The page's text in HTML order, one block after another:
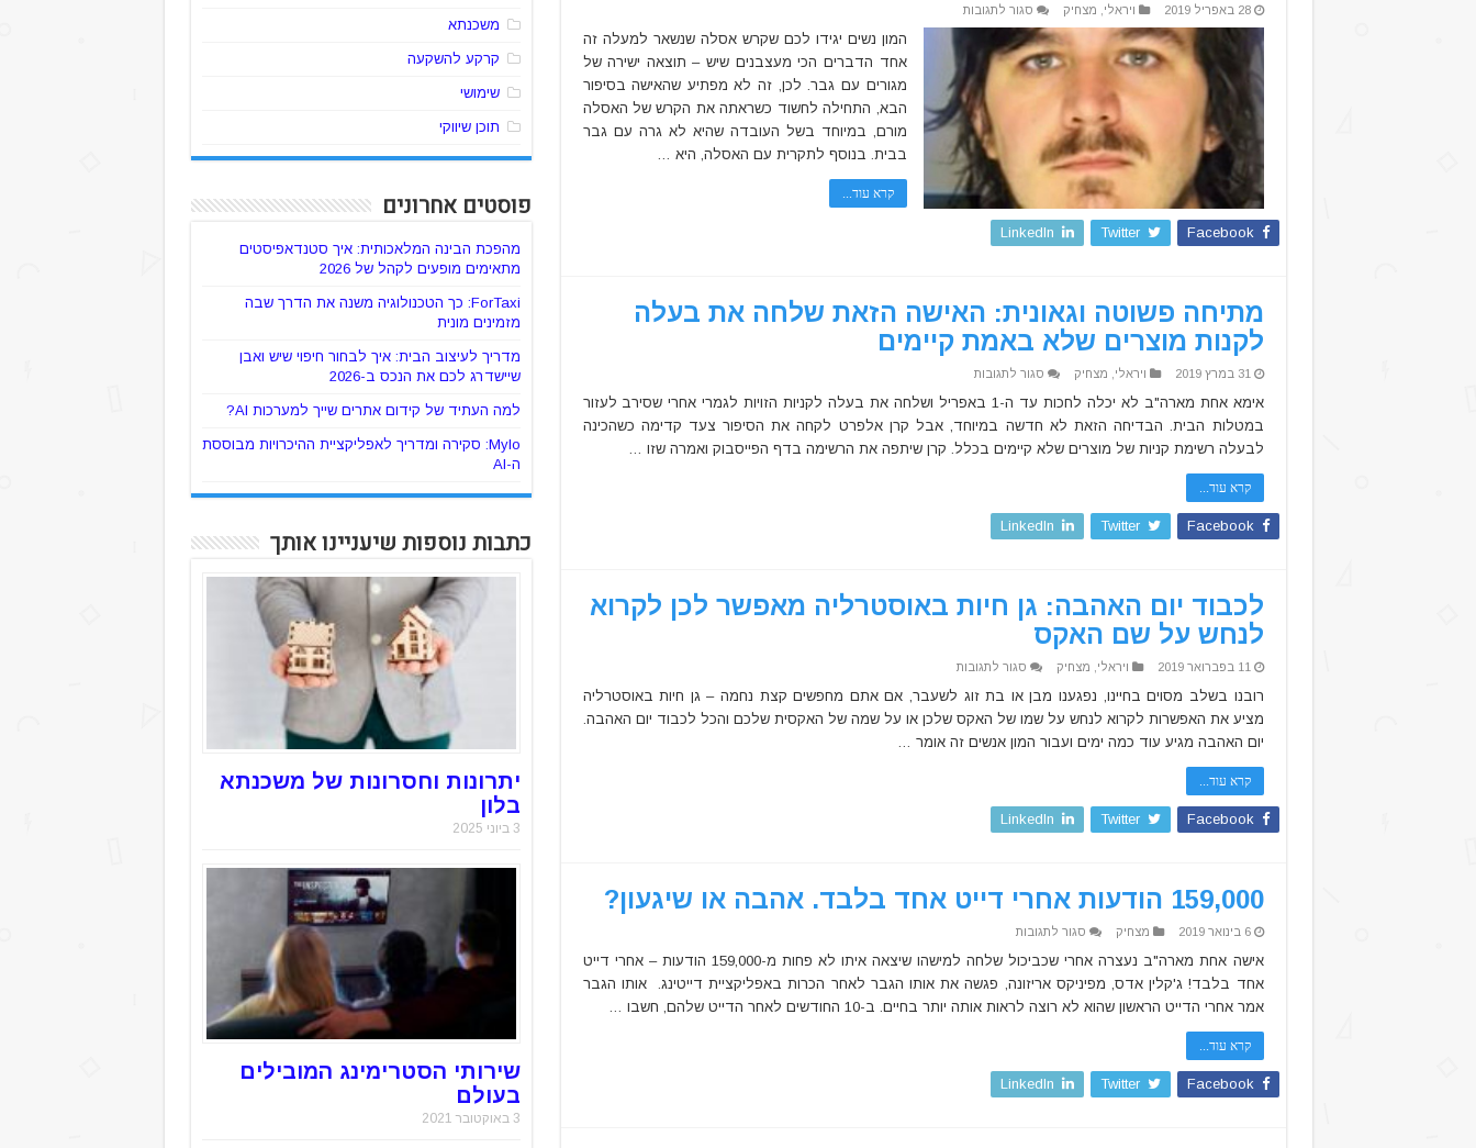
28 באפריל 2019 ויראלי מצחיק סגור לתגובות
של
הזו
ותבדקו
שאף
אחד
לא
גר
בעליית
הגג
שלכם
המון נשים יגידו לכם שקרש אסלה שנשאר למעלה זה
אחד הדברים הכי מעצבנים שיש – תוצאה ישירה של
מגורים עם גבר. לכן, זה לא מפתיע שהאישה בסיפור
הבא, התחילה לחשוד כשראתה את הקרש של האסלה
מורם, במיוחד בשל העובדה שהיא לא גרה עם גבר
בבית. בנוסף לתקרית עם האסלה, היא …
קרא עוד...
Facebook
Twitter
LinkedIn
מתיחה פשוטה וגאונית: האישה הזאת שלחה את בעלה
לקנות מוצרים שלא באמת קיימים
31 במרץ 2019 ויראלי מצחיק סגור לתגובות
פשוטה
וגאונית:
האישה
שלחה
אימא אחת מארה"ב לא יכלה לחכות עד ה-1 באפריל ושלחה את בעלה לקניות הזויות לגמרי אחרי שסירב לעזור
במטלות הבית. הבדיחה הזאת לא חדשה במיוחד, אבל קרן אלפרט לקחה את הסיפור צעד קדימה כשהכינה
לבעלה רשימת קניות של מוצרים שלא קיימים בכלל. קרן שיתפה את הרשימה בדף הפייסבוק ואמרה שזו …
קרא עוד...
Facebook
Twitter
LinkedIn
לכבוד יום האהבה: גן חיות באוסטרליה מאפשר לכן לקרוא
לנחש על שם האקס
11 בפברואר 2019 ויראלי מצחיק סגור לתגובות
יום
האהבה:
גן
באוסטרליה
רובנו בשלב מסוים בחיינו, נפגענו מבן או בת זוג לשעבר, אם אתם מחפשים קצת נחמה – גן חיות באוסטרליה
מציע את האפשרות לקרוא לנחש על שמו של האקס שלכן או על שמה של האקסית שלכם והכל לכבוד יום האהבה.
יום האהבה מגיע עוד כמה ימים ועבור המון אנשים זה אומר …
קרא עוד...
Facebook
Twitter
LinkedIn
159,000 הודעות אחרי דייט אחד בלבד. אהבה או שיגעון?
6 בינואר 2019 מצחיק סגור לתגובות
הודעות
אחרי
דייט
בלבד.
אישה אחת מארה"ב נעצרה אחרי שכביכול שלחה למישהו שיצאה איתו לא פחות מ-159,000 הודעות – אחרי דייט
אחד בלבד! ג'קלין אדס, מפיניקס אריזונה, פגשה את אותו הגבר לאחר הכרות באפליקציית דייטינג. אותו הגבר
אמר אחרי הדייט הראשון שהוא לא רוצה לראות אותה יותר בחיים. ב-10 החודשים לאחר הדייט שלהם, חשבו …
קרא עוד...
Facebook
Twitter
LinkedIn
משכנתא
קרקע להשקעה
שימושי
תוכן שיווקי
פוסטים אחרונים
מהפכת הבינה המלאכותית: איך סטנדאפיסטים
מתאימים מופעים לקהל של 2026
ForTaxi: כך הטכנולוגיה משנה את הדרך שבה
מזמינים מונית
מדריך לעיצוב הבית: איך לבחור חיפוי שיש ואבן
שיישדרג לכם את הנכס ב-2026
למה העתיד של קידום אתרים שייך למערכות AI?
Mylo: סקירה ומדריך לאפליקציית ההיכרויות מבוססת
ה-AI
כתבות נוספות שיעניינו אותך
יתרונות וחסרונות של משכנתא
בלון
3 ביוני 2025
שירותי הסטרימינג המובילים
בעולם
3 באוקטובר 2021